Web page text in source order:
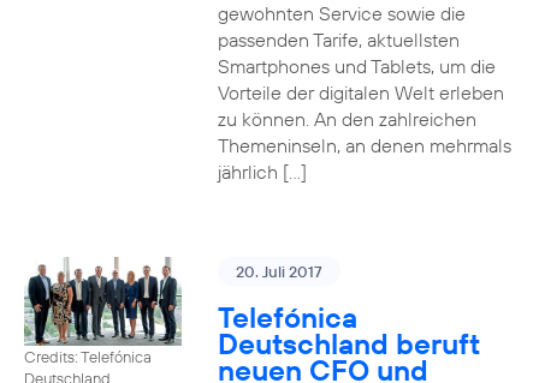
gewohnten Service sowie die
passenden Tarife, aktuellsten
Smartphones und Tablets, um die
Vorteile der digitalen Welt erleben
zu können. An den zahlreichen
Themeninseln, an denen mehrmals
jährlich […]
Credits: Telefónica
Deutschland
20. Juli 2017
Telefónica
Deutschland beruft
neuen CFO und